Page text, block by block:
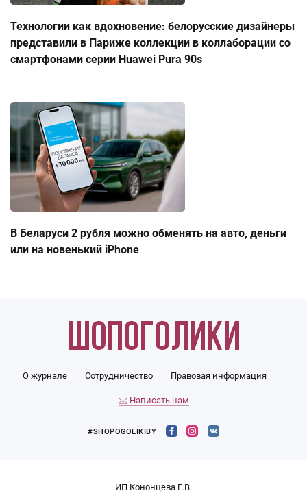
Технологии как вдохновение: белорусские дизайнеры
представили в Париже коллекции в коллаборации со
смартфонами серии Huawei Pura 90s
В Беларуси 2 рубля можно обменять на авто, деньги
или на новенький iPhone
О журнале Сотрудничество Правовая информация
Написать нам
#SHOPOGOLIKIBY
ИП Кононцева Е.В.